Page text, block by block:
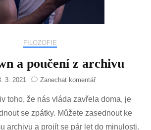
FILOZOFIE
a poučení z archivu
3. 2021 Zanechat komentářna
a
poučení
toho, že nás vláda zavřela doma, je
se zpátky. Můžete zasednout ke
archivu a projít se pár let do minulosti.